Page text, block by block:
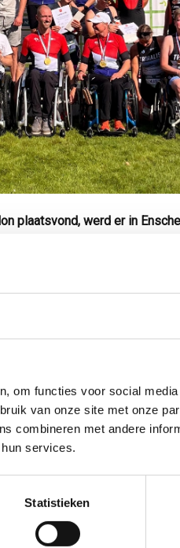
om functies voor social
van onze site met onze
combineren met andere
services.
Statistieken
plaatsvond, werd er in
Sander Koomen en zijn
daarmee Nederlands
het vrouwenveld aan en
werd Tijn van Lange-
nam Reitze Bok het goud in de
met of
en
Ook mogen
in deze